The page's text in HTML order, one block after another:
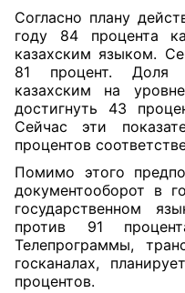
Согласно плану
году 84 процента
казахским языком.
81 процент. Доля
казахским на
достигнуть 43
Сейчас эти
процентов
Помимо этого
документооборот в
государственном
против 91
Телепрограммы,
госканалах,
процентов.